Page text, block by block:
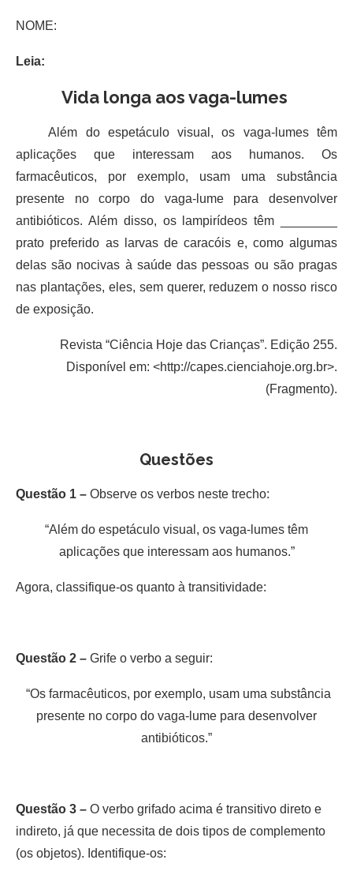
NOME:
Leia:
Vida longa aos vaga-lumes
Além do espetáculo visual, os vaga-lumes têm
aplicações que interessam aos humanos. Os
farmacêuticos, por exemplo, usam uma substância
presente no corpo do vaga-lume para desenvolver
antibióticos. Além disso, os lampirídeos têm ________
prato preferido as larvas de caracóis e, como algumas
delas são nocivas à saúde das pessoas ou são pragas
nas plantações, eles, sem querer, reduzem o nosso risco
de exposição.
Revista “Ciência Hoje das Crianças”. Edição 255.
Disponível em: <http://capes.cienciahoje.org.br>.
(Fragmento).
Questões
Questão 1 – Observe os verbos neste trecho:
“Além do espetáculo visual, os vaga-lumes têm
aplicações que interessam aos humanos.”
Agora, classifique-os quanto à transitividade:
Questão 2 – Grife o verbo a seguir:
“Os farmacêuticos, por exemplo, usam uma substância
presente no corpo do vaga-lume para desenvolver
antibióticos.”
Questão 3 – O verbo grifado acima é transitivo direto e
indireto, já que necessita de dois tipos de complemento
(os objetos). Identifique-os: